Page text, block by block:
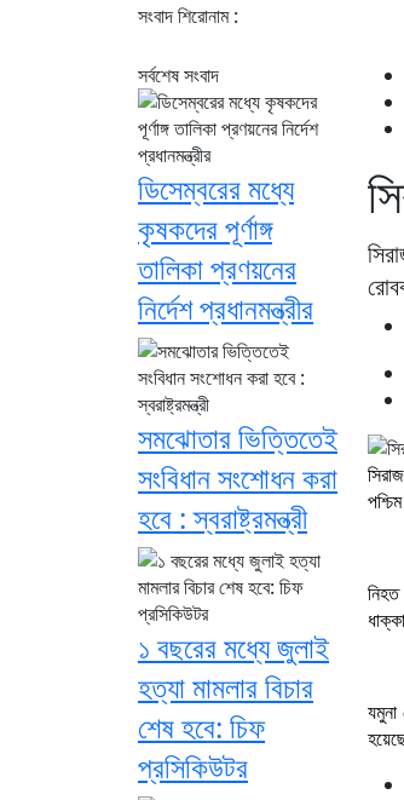
সংবাদ শিরোনাম :
ডিসেম্বরের
নিহত
যমুনা
সর্বশেষ সংবাদ
ডিসেম্বরের মধ্যে
কৃষকদের পূর্ণাঙ্গ
তালিকা প্রণয়নের
নির্দেশ প্রধানমন্ত্রীর
সমঝোতার ভিত্তিতেই
সংবিধান সংশোধন করা
হবে : স্বরাষ্ট্রমন্ত্রী
১ বছরের মধ্যে জুলাই
হত্যা মামলার বিচার
শেষ হবে: চিফ
প্রসিকিউটর